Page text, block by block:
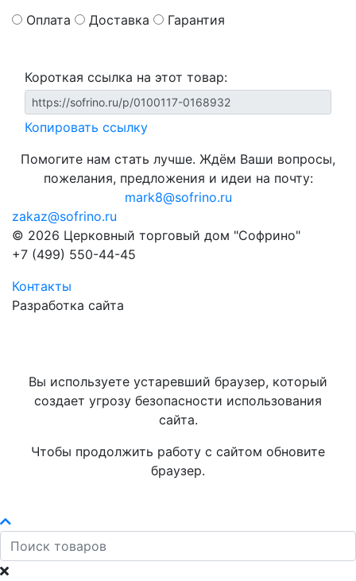
Оплата Доставка Гарантия
Короткая ссылка на этот товар:
Копировать ссылку
Помогите нам стать лучше. Ждём Ваши вопросы,
пожелания, предложения и идеи на почту:
mark8@sofrino.ru
zakaz@sofrino.ru
© 2026 Церковный торговый дом "Софрино"
+7 (499) 550-44-45
Контакты
Разработка сайта
Вы используете устаревший браузер, который
создает угрозу безопасности использования
сайта.
Чтобы продолжить работу с сайтом обновите
браузер.